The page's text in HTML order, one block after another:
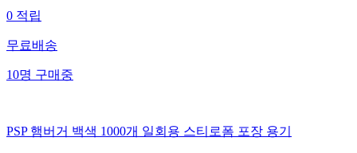
0 적립
무료배송
10명 구매중
PSP 햄버거 백색 1000개 일회용 스티로폼 포장 용기